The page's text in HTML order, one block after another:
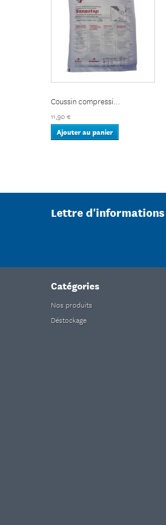
Coussin compressi...
11,90 €
Ajouter au panier
Lettre d'informations
Catégories
Nos produits
Déstockage